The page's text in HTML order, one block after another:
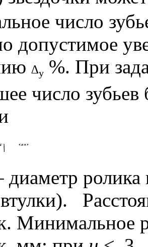
число
допустимое
∆y %. При
число
диаметр
Минимальное